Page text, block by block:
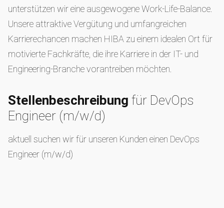
unterstützen wir eine ausgewogene Work-Life-Balance.
Unsere attraktive Vergütung und umfangreichen
Karrierechancen machen HIBA zu einem idealen Ort für
motivierte Fachkräfte, die ihre Karriere in der IT- und
Engineering-Branche vorantreiben möchten.
Stellenbeschreibung für DevOps
Engineer (m/w/d)
aktuell suchen wir für unseren Kunden einen DevOps
Engineer (m/w/d)